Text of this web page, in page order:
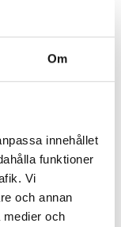
Om
innehållet
funktioner
Vi
och annan
medier och